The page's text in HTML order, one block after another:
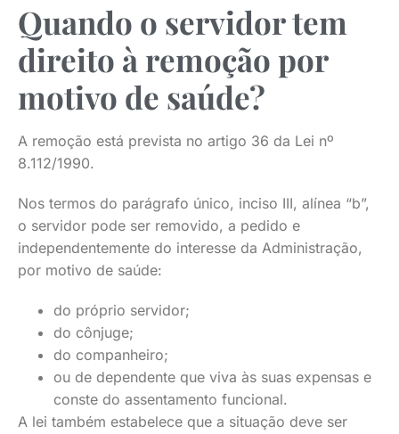
Quando o servidor tem
direito à remoção por
motivo de saúde?
A remoção está prevista no artigo 36 da Lei nº
8.112/1990.
Nos termos do parágrafo único, inciso III, alínea “b”,
o servidor pode ser removido, a pedido e
independentemente do interesse da Administração,
por motivo de saúde:
do próprio servidor;
do cônjuge;
do companheiro;
ou de dependente que viva às suas expensas e
conste do assentamento funcional.
A lei também estabelece que a situação deve ser